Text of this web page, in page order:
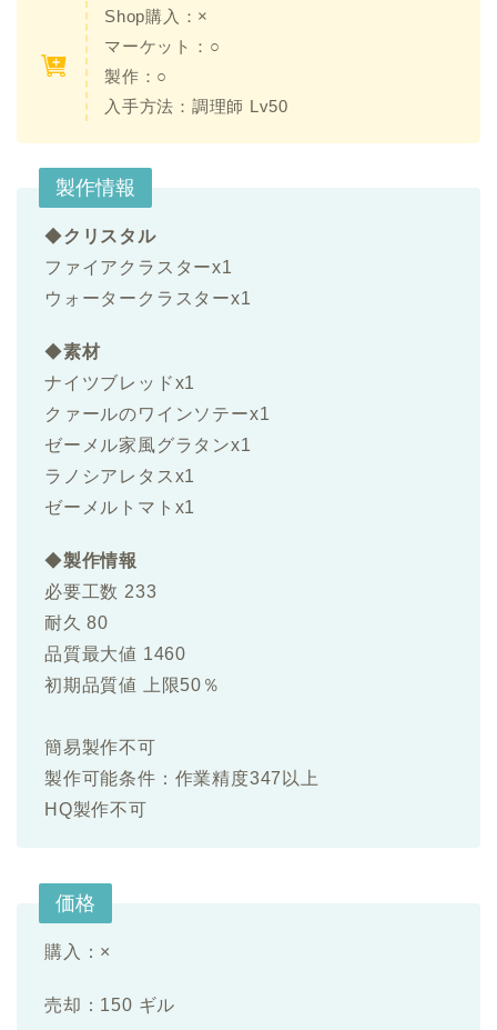
Shop購入： ×
マーケット：○
製作：○
入手方法： 調理師 Lv50
製作情報
◆クリスタル
ファイアクラスターx1
ウォータークラスターx1
◆素材
ナイツブレッドx1
クァールのワインソテーx1
ゼーメル家風グラタンx1
ラノシアレタスx1
ゼーメルトマトx1
◆製作情報
必要工数 233
耐久 80
品質最大値 1460
初期品質値 上限50％
簡易製作不可
製作可能条件：作業精度347以上
HQ製作不可
価格
購入：×
売却：150 ギル